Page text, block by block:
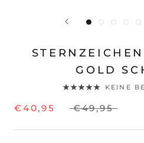
GOLD
KEINE
€40,95 €49,95